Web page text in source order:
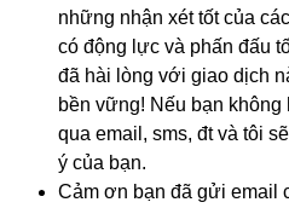
những nhận xét tốt của
có động lực và phấn đấu
đã hài lòng với giao dịch
bền vững! Nếu bạn
qua email, sms, đt và tôi
ý của bạn.
Cảm ơn bạn đã gửi email